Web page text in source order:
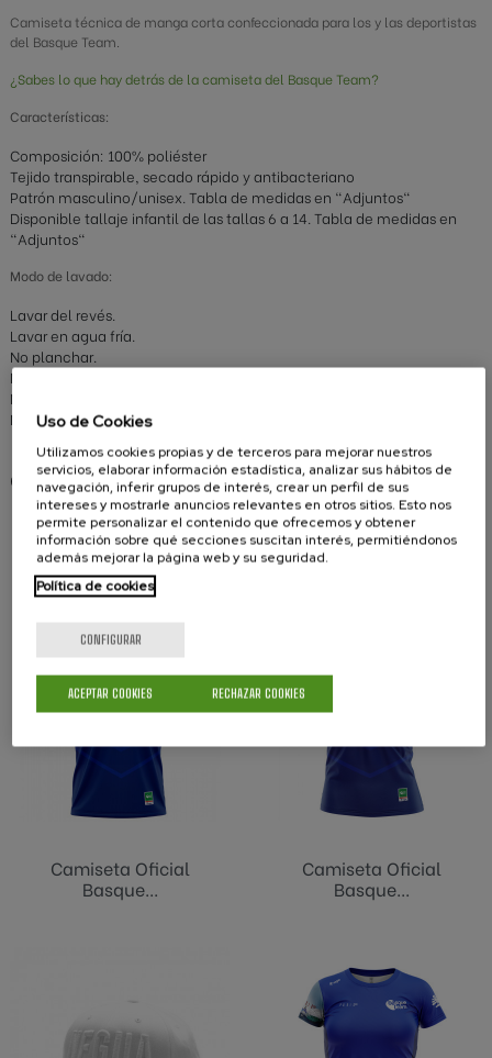
Camiseta técnica de manga corta confeccionada para los y las deportistas
del Basque Team.
¿Sabes lo que hay detrás de la camiseta del Basque Team?
Características:
Composición: 100% poliéster
Tejido transpirable, secado rápido y antibacteriano
Patrón masculino/unisex. Tabla de medidas en "Adjuntos"
Disponible tallaje infantil de las tallas 6 a 14. Tabla de medidas en
"Adjuntos"
Modo de lavado:
Lavar del revés.
Lavar en agua fría.
No planchar.
No secadora.
No lejía.
No mezclar con materiales rugosos en la lavadora.
Compartir
TAMBIÉN PODRÍA INTERESARLE
Camiseta Oficial
Basque...
Camiseta Oficial
Basque...
Uso de Cookies
Utilizamos cookies propias y de terceros para mejorar nuestros
servicios, elaborar información estadística, analizar sus hábitos de
navegación, inferir grupos de interés, crear un perfil de sus
intereses y mostrarle anuncios relevantes en otros sitios. Esto nos
permite personalizar el contenido que ofrecemos y obtener
información sobre qué secciones suscitan interés, permitiéndonos
además mejorar la página web y su seguridad.
Política de cookies
CONFIGURAR
RECHAZAR COOKIES
ACEPTAR COOKIES